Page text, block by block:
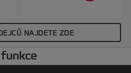
NAJDETE ZDE